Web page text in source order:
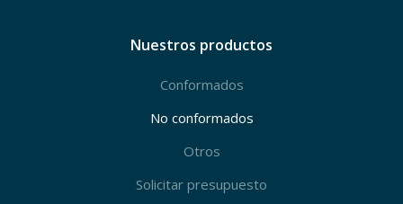
Nuestros productos
Conformados
No conformados
Otros
Solicitar presupuesto